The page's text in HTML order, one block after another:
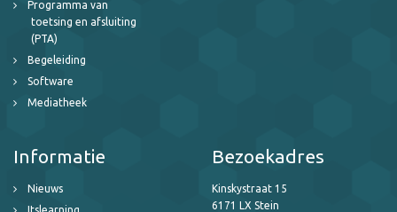
Programma van
toetsing en afsluiting
(PTA)
Begeleiding
Software
Mediatheek
Informatie
Nieuws
Itslearning
Bezoekadres
Kinskystraat 15
6171 LX Stein